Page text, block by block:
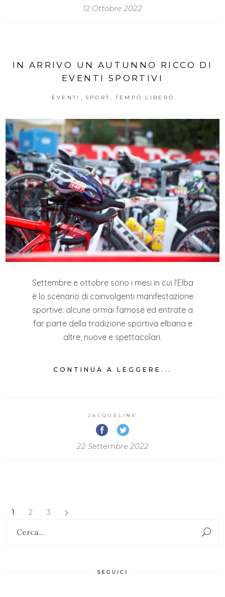
12 Ottobre 2022
IN ARRIVO UN AUTUNNO RICCO DI
EVENTI SPORTIVI
EVENTI SPORT TEMPO LIBERO
Settembre e ottobre sono i mesi in cui l’Elba
è lo scenario di coinvolgenti manifestazione
sportive: alcune ormai famose ed entrate a
far parte della tradizione sportiva elbana e
altre, nuove e spettacolari.
CONTINUA A LEGGERE...
JACQUELINE
22 Settembre 2022
1 2 3
SEGUICI